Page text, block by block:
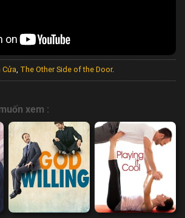
Cửa, The Other Side of the Door.
xem :